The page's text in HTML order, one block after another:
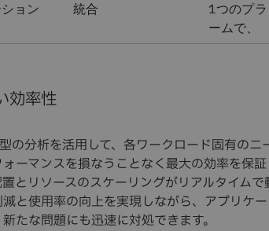
ョン 統合
1つのプ
ームで、
効率性
分析を活用して、各ワークロード固有のニ
ーマンスを損なうことなく最大の効率を保証
とリソースのスケーリングがリアルタイムで
と使用率の向上を実現しながら、アプリケー
たな問題にも迅速に対処できます。